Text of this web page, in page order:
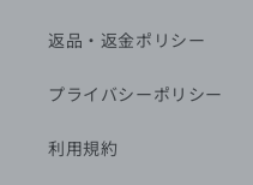
返品・返金ポリシー
プライバシーポリシー
利用規約